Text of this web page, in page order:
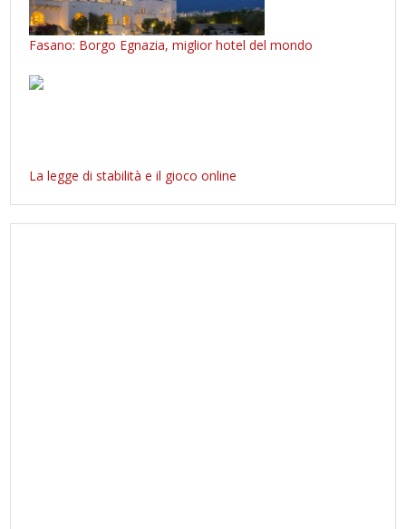
Fasano: Borgo Egnazia, miglior hotel del mondo
La legge di stabilità e il gioco online